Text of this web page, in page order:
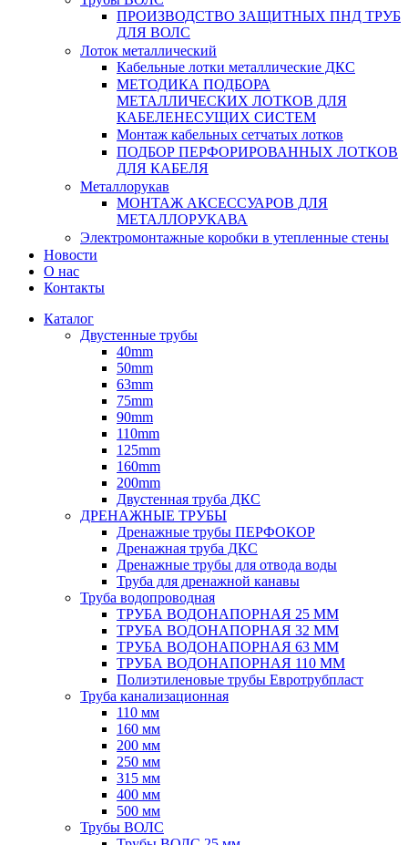
ПРОИЗВОДСТВО ЗАЩИТНЫХ ПНД ТРУБ
ДЛЯ ВОЛС
Лоток металлический
Кабельные лотки металлические ДКС
МЕТОДИКА ПОДБОРА
МЕТАЛЛИЧЕСКИХ ЛОТКОВ ДЛЯ
КАБЕЛЕНЕСУЩИХ СИСТЕМ
Монтаж кабельных сетчатых лотков
ПОДБОР ПЕРФОРИРОВАННЫХ ЛОТКОВ
ДЛЯ КАБЕЛЯ
Металлорукав
МОНТАЖ АКСЕССУАРОВ ДЛЯ
МЕТАЛЛОРУКАВА
Электромонтажные коробки в утепленные стены
Новости
О нас
Контакты
Каталог
Двустенные трубы
40mm
50mm
63mm
75mm
90mm
110mm
125mm
160mm
200mm
Двустенная труба ДКС
ДРЕНАЖНЫЕ ТРУБЫ
Дренажные трубы ПЕРФОКОР
Дренажная труба ДКС
Дренажные трубы для отвода воды
Труба для дренажной канавы
Труба водопроводная
ТРУБА ВОДОНАПОРНАЯ 25 ММ
ТРУБА ВОДОНАПОРНАЯ 32 ММ
ТРУБА ВОДОНАПОРНАЯ 63 ММ
ТРУБА ВОДОНАПОРНАЯ 110 ММ
Полиэтиленовые трубы Евротрубпласт
Труба канализационная
110 мм
160 мм
200 мм
250 мм
315 мм
400 мм
500 мм
Трубы ВОЛС